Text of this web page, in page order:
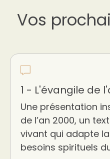
Vos
1 - L'évangile de
Une présentation
de l’an 2000, un
vivant qui adapte
besoins spirituels